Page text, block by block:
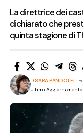
La direttrice dei
dichiarato che
quinta stagione di
Ultimo
DiSARA PANDOLFI-